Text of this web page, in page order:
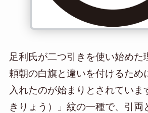
足利氏が二つ引きを使い始めた
頼朝の白旗と違いを付けるため
入れたのが始まりとされていま
きりょう）」紋の一種で、引両